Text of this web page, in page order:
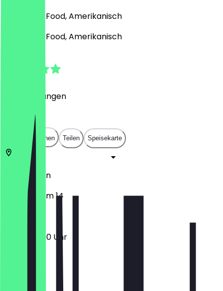
Pizza, Fast Food, Amerikanisch
Pizza, Fast Food, Amerikanisch
Bewertungen
In App öffnen Teilen Speisekarte
Berlin
Kaiserdamm 14
10:30 - 23:00 Uhr